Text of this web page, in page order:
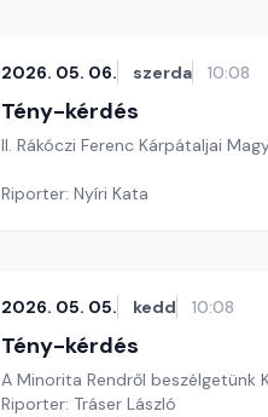
2026. 05. 06. szerda 10:08
Tény-kérdés
II. Rákóczi Ferenc Kárpátaljai
Riporter: Nyíri Kata
2026. 05. 05. kedd 10:08
Tény-kérdés
A Minorita Rendről beszélgetünk
Riporter: Tráser László